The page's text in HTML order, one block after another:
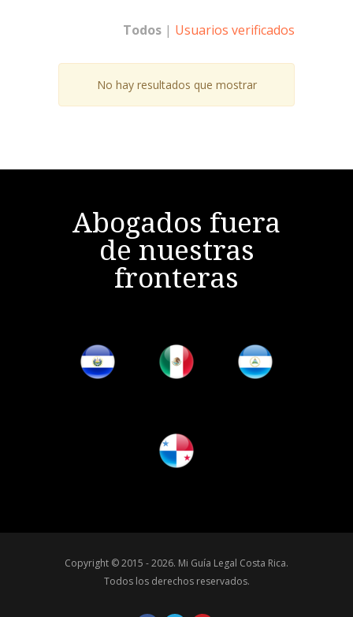
Todos | Usuarios verificados
No hay resultados que mostrar
Abogados fuera
de nuestras
fronteras
Copyright © 2015 - 2026. Mi Guía Legal Costa Rica.
Todos los derechos reservados.